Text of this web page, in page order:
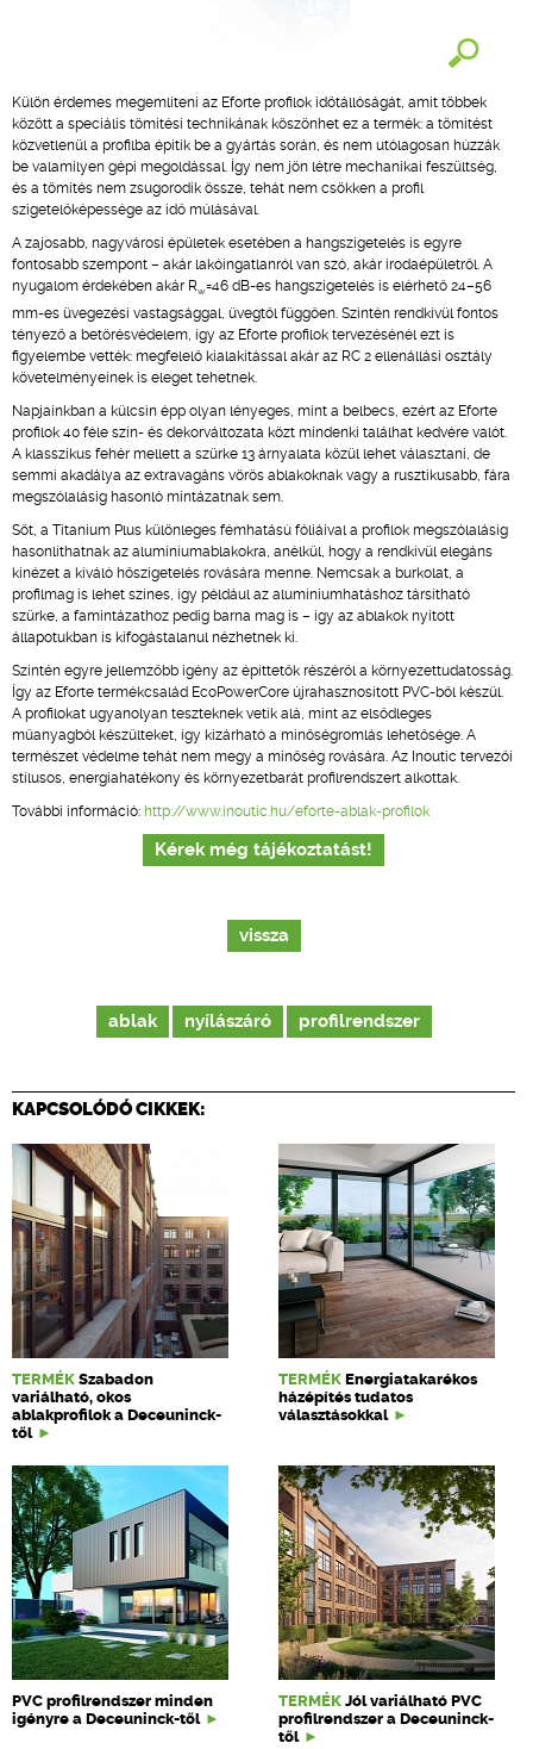
Külön érdemes megemlíteni az Eforte profilok időtállóságát, amit többek
között a speciális tömítési technikának köszönhet ez a termék: a tömítést
közvetlenül a profilba építik be a gyártás során, és nem utólagosan húzzák
be valamilyen gépi megoldással. Így nem jön létre mechanikai feszültség,
és a tömítés nem zsugorodik össze, tehát nem csökken a profil
szigetelőképessége az idő múlásával.
A zajosabb, nagyvárosi épületek esetében a hangszigetelés is egyre
fontosabb szempont – akár lakóingatlanról van szó, akár irodaépületről. A
nyugalom érdekében akár Rw=46 dB-es hangszigetelés is elérhető 24–56
mm-es üvegezési vastagsággal, üvegtől függően. Szintén rendkívül fontos
tényező a betörésvédelem, így az Eforte profilok tervezésénél ezt is
figyelembe vették: megfelelő kialakítással akár az RC 2 ellenállási osztály
követelményeinek is eleget tehetnek.
Napjainkban a külcsín épp olyan lényeges, mint a belbecs, ezért az Eforte
profilok 40 féle szín- és dekorváltozata közt mindenki találhat kedvére valót.
A klasszikus fehér mellett a szürke 13 árnyalata közül lehet választani, de
semmi akadálya az extravagáns vörös ablakoknak vagy a rusztikusabb, fára
megszólalásig hasonló mintázatnak sem.
Sőt, a Titanium Plus különleges fémhatású fóliáival a profilok megszólalásig
hasonlíthatnak az alumíniumablakokra, anélkül, hogy a rendkívül elegáns
kinézet a kiváló hőszigetelés rovására menne. Nemcsak a burkolat, a
profilmag is lehet színes, így például az alumíniumhatáshoz társítható
szürke, a famintázathoz pedig barna mag is – így az ablakok nyitott
állapotukban is kifogástalanul nézhetnek ki.
Szintén egyre jellemzőbb igény az építtetők részéről a környezettudatosság.
Így az Eforte termékcsalád EcoPowerCore újrahasznosított PVC-ből készül.
A profilokat ugyanolyan teszteknek vetik alá, mint az elsődleges
műanyagból készülteket, így kizárható a minőségromlás lehetősége. A
természet védelme tehát nem megy a minőség rovására. Az Inoutic tervezői
stílusos, energiahatékony és környezetbarát profilrendszert alkottak.
További információ: http://www.inoutic.hu/eforte-ablak-profilok
Kérek még tájékoztatást!
vissza
ablak nyílászáró profilrendszer
KAPCSOLÓDÓ CIKKEK:
TERMÉK Szabadon
variálható, okos
ablakprofilok a Deceuninck-
től
TERMÉK Energiatakarékos
házépítés tudatos
választásokkal
PVC profilrendszer minden
igényre a Deceuninck-től
TERMÉK Jól variálható PVC
profilrendszer a Deceuninck-
től